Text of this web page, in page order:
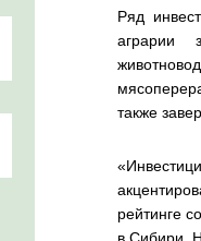
Ряд
аграрии
также
рейтинге